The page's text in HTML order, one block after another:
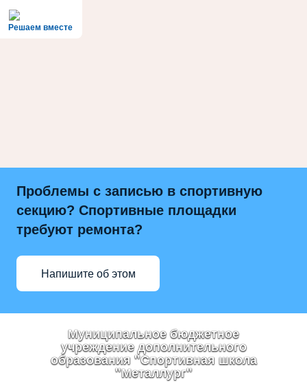
Решаем вместе
Проблемы с записью в спортивную
секцию? Спортивные площадки
требуют ремонта?
Напишите об этом
Муниципальное бюджетное
учреждение дополнительного
образования "Спортивная школа
"Металлург"